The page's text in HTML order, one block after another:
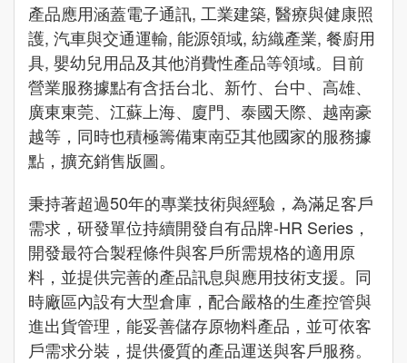
產品應用涵蓋電子通訊, 工業建築, 醫療與健康照
護, 汽車與交通運輸, 能源領域, 紡織產業, 餐廚用
具, 嬰幼兒用品及其他消費性產品等領域。目前
營業服務據點有含括台北、新竹、台中、高雄、
廣東東莞、江蘇上海、廈門、泰國天際、越南豪
越等，同時也積極籌備東南亞其他國家的服務據
點，擴充銷售版圖。
秉持著超過50年的專業技術與經驗，為滿足客戶
需求，研發單位持續開發自有品牌-HR Series，
開發最符合製程條件與客戶所需規格的適用原
料，並提供完善的產品訊息與應用技術支援。同
時廠區內設有大型倉庫，配合嚴格的生產控管與
進出貨管理，能妥善儲存原物料產品，並可依客
戶需求分裝，提供優質的產品運送與客戶服務。